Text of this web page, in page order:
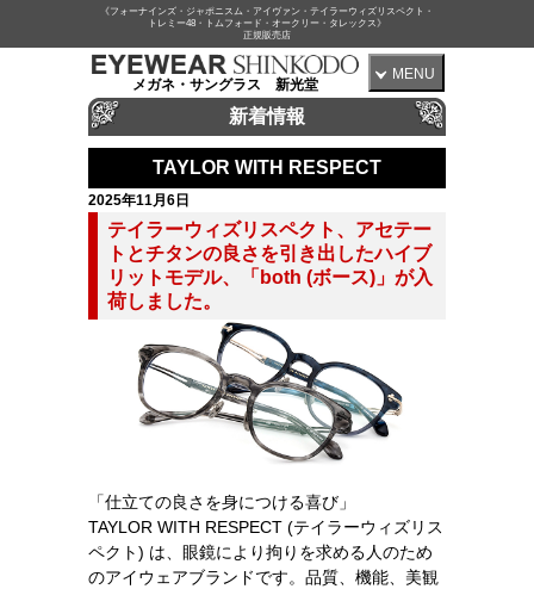
《フォーナインズ・ジャポニスム・アイヴァン・テイラーウィズリスペクト・
トレミー48・トムフォード・オークリー・タレックス》
正規販売店
メガネ・サングラス 新光堂
MENU
新着情報
TAYLOR WITH RESPECT
2025年11月6日
テイラーウィズリスペクト、アセテー
トとチタンの良さを引き出したハイブ
リットモデル、「both (ボース)」が入
荷しました。
「仕立ての良さを身につける喜び」
TAYLOR WITH RESPECT (テイラーウィズリス
ペクト) は、眼鏡により拘りを求める人のため
のアイウェアブランドです。品質、機能、美観